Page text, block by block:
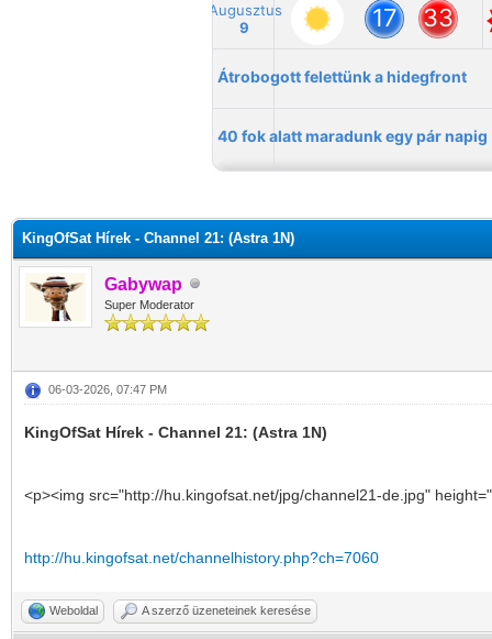
KingOfSat Hírek - Channel 21: (Astra 1N)
Gabywap
Super Moderator
06-03-2026, 07:47 PM
KingOfSat Hírek - Channel 21: (Astra 1N)
<p><img src="http://hu.kingofsat.net/jpg/channel21-de.jpg"
http://hu.kingofsat.net/channelhistory.php?ch=7060
Weboldal A szerző üzeneteinek keresése